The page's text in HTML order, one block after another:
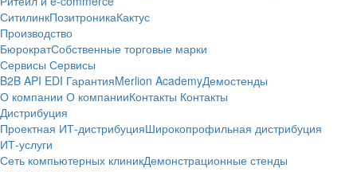
СитилинкПозитроникаКактус
Производство
БюрократСобственные торговые марки
Сервисы Сервисы
B2B API EDI ГарантияMerlion AcademyДемостенды
О компании О компанииКонтакты Контакты
Дистрибуция
Проектная ИТ-дистрибуцияШирокопрофильная дистрибуция
ИТ-услуги
Сеть компьютерных клиникДемонстрационные стенды